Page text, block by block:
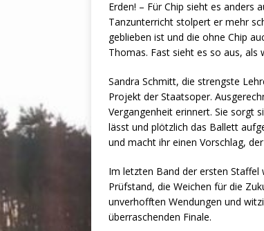
Erden! – Für Chip sieht es anders
Tanzunterricht stolpert er mehr
geblieben ist und die ohne Chip
Thomas. Fast sieht es so aus, als
Sandra Schmitt, die strengste
Projekt der Staatsoper.
Vergangenheit erinnert. Sie sorgt
lässt und plötzlich das Ballett
und macht ihr einen Vorschlag,
Im letzten Band der ersten
Prüfstand, die Weichen für die
unverhofften Wendungen und
überraschenden Finale.